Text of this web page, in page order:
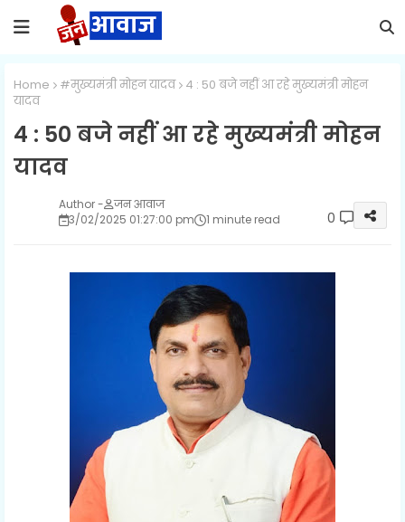
Home #मुख्यमंत्री मोहन यादव
4 : 50 बजे नहीं आ रहे मुख्यमंत्री मोहन
यादव
4 : 50 बजे नहीं आ रहे मुख्यमंत्री मोहन
यादव
जन आवाज
3/02/2025 01:27:00 pm
1 minute read 0